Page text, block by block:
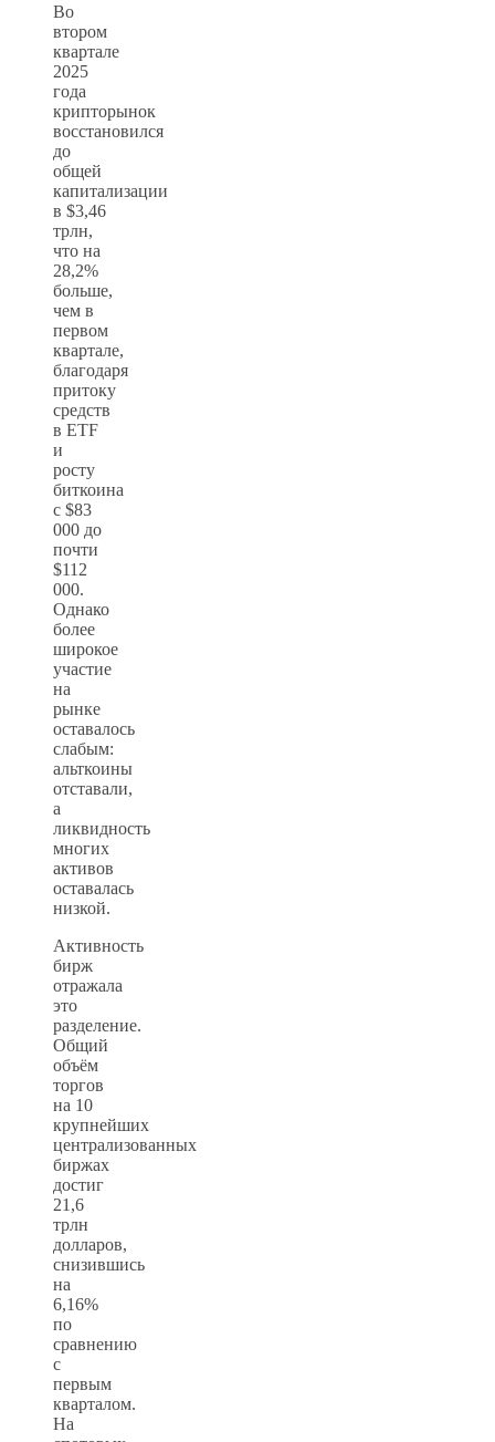
Во
втором
квартале
2025
года
крипторынок
восстановился
до
общей
капитализации
в $3,46
трлн,
что на
28,2%
больше,
чем в
первом
квартале,
благодаря
притоку
средств
в ETF
и
росту
биткоина
с $83
000 до
почти
$112
000.
Однако
более
широкое
участие
на
рынке
оставалось
слабым:
альткоины
отставали,
а
ликвидность
многих
активов
оставалась
низкой.
Активность
бирж
отражала
это
разделение.
Общий
объём
торгов
на 10
крупнейших
централизованных
биржах
достиг
21,6
трлн
долларов,
снизившись
на
6,16%
по
сравнению
с
первым
кварталом.
На